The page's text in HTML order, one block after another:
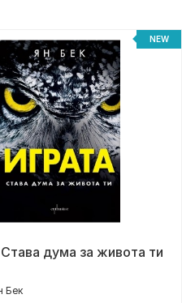
NEW
дума за живота ти
Бек